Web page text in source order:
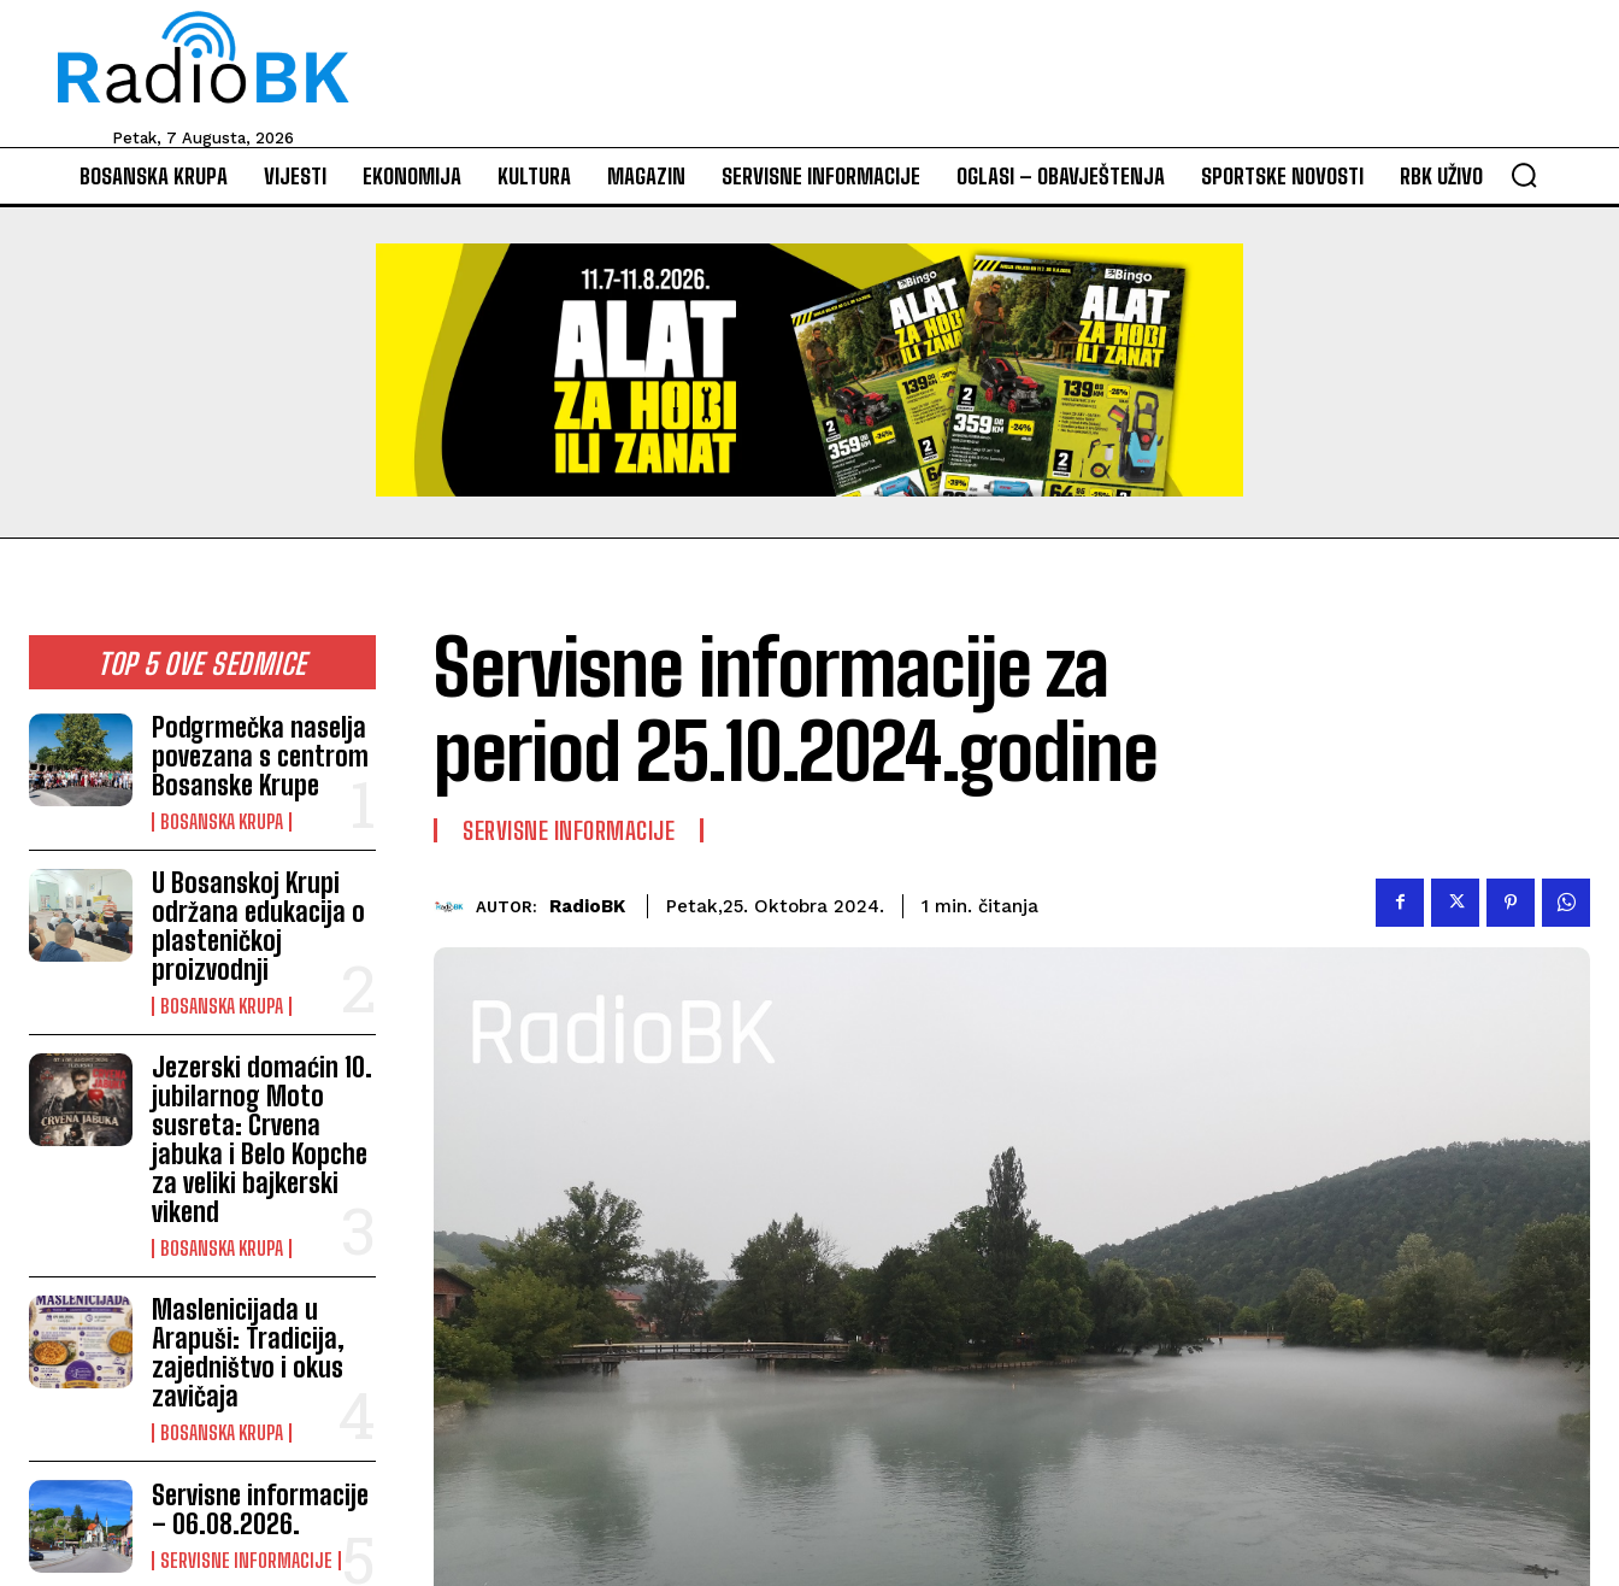
Petak, 7 Augusta, 2026
BOSANSKA KRUPA VIJESTI EKONOMIJA KULTURA MAGAZIN SERVISNE INFORMACIJE OGLASI – OBAVJEŠTENJA SPORTSKE NOVOSTI RBK UŽIVO
TOP 5 OVE SEDMICE
Podgrmečka naselja
povezana s centrom
Bosanske Krupe
BOSANSKA KRUPA
U Bosanskoj Krupi
održana edukacija o
plasteničkoj
proizvodnji
BOSANSKA KRUPA
Jezerski domaćin 10.
jubilarnog Moto
susreta: Crvena
jabuka i Belo Kopche
za veliki bajkerski
vikend
BOSANSKA KRUPA
Maslenicijada u
Arapuši: Tradicija,
zajedništvo i okus
zavičaja
BOSANSKA KRUPA
Servisne informacije
– 06.08.2026.
SERVISNE INFORMACIJE
Servisne informacije za
period 25.10.2024.godine
SERVISNE INFORMACIJE
AUTOR: RadioBK Petak,25. Oktobra 2024. 1 min. čitanja